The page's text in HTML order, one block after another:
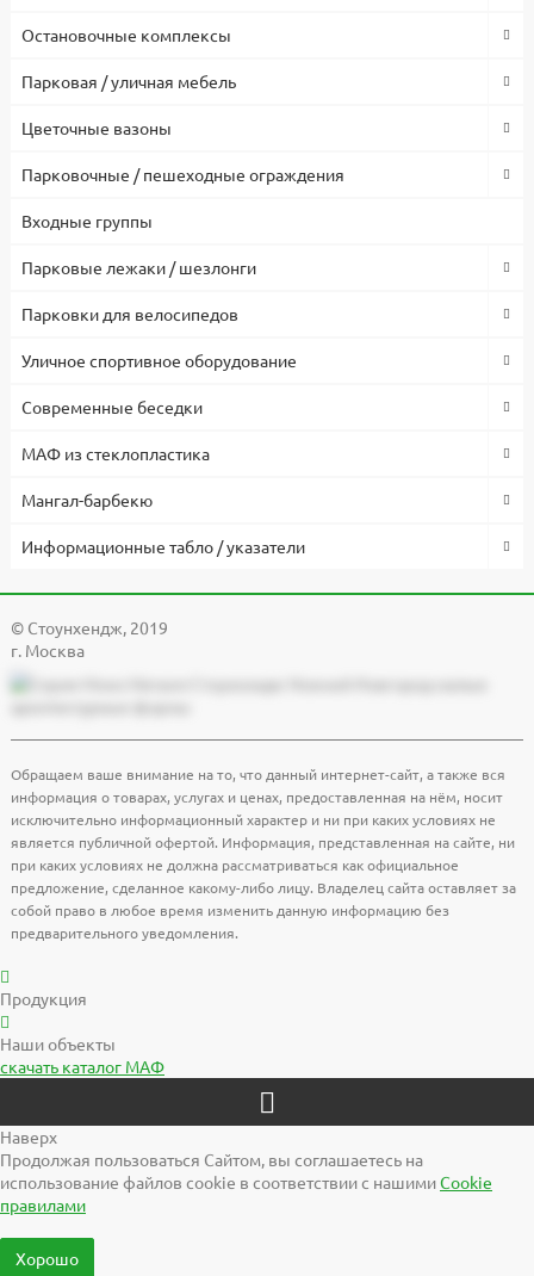
Остановочные комплексы
Парковая / уличная мебель
Цветочные вазоны
Парковочные / пешеходные ограждения
Входные группы
Парковые лежаки / шезлонги
Парковки для велосипедов
Уличное спортивное оборудование
Современные беседки
МАФ из стеклопластика
Мангал-барбекю
Информационные табло / указатели
© Cтоунхендж, 2019
г. Москва
Обращаем ваше внимание на то, что данный интернет-сайт, а также вся
информация о товарах, услугах и ценах, предоставленная на нём, носит
исключительно информационный характер и ни при каких условиях не
является публичной офертой. Информация, представленная на сайте, ни
при каких условиях не должна рассматриваться как официальное
предложение, сделанное какому-либо лицу. Владелец сайта оставляет за
собой право в любое время изменить данную информацию без
предварительного уведомления.
Продукция
Наши объекты
скачать каталог МАФ
Наверх
Продолжая пользоваться Сайтом, вы соглашаетесь на
использование файлов cookie в соответствии с нашимиCookiе
правилами
Хорошо